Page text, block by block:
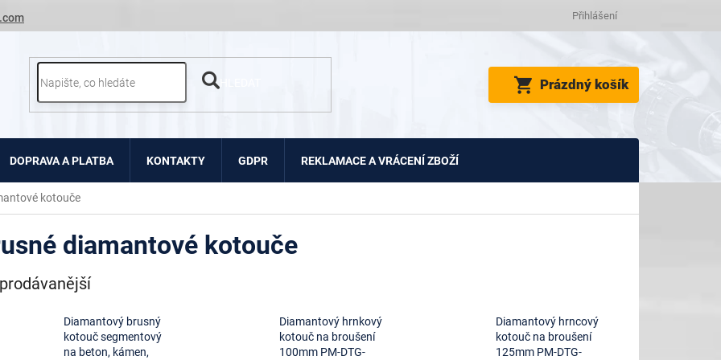
Přihlášení
NÁKUPNÍ
KOŠÍK
Prázdný košík
DOPRAVA A PLATBA KONTAKTY GDPR REKLAMACE A VRÁCENÍ ZBOŽÍ
kotouče
diamantové kotouče
Diamantový brusný
kotouč segmentový
na beton, kámen,
Diamantový hrnkový
kotouč na broušení
100mm PM-DTG-
Diamantový hrncový
kotouč na broušení
125mm PM-DTG-